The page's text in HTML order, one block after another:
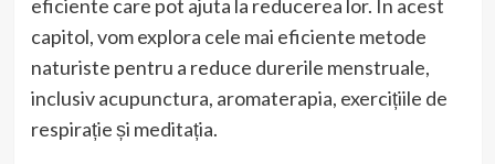
eficiente care pot ajuta la reducerea lor. În acest
capitol, vom explora cele mai eficiente metode
naturiste pentru a reduce durerile menstruale,
inclusiv acupunctura, aromaterapia, exercițiile de
respirație și meditația.